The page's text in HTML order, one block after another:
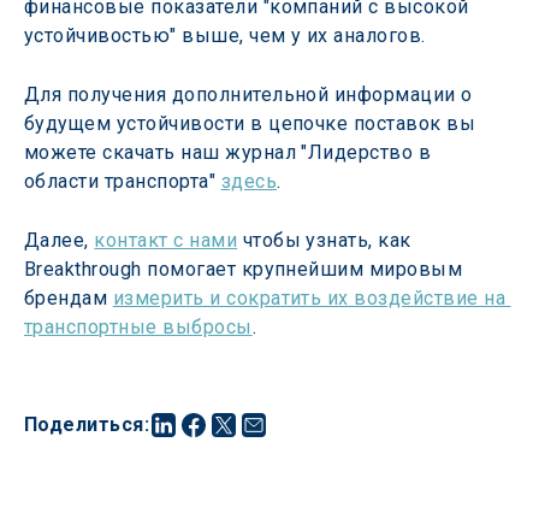
Поделиться:
финансовые показатели "компаний с высокой
устойчивостью" выше, чем у их аналогов.
Для получения дополнительной информации о
будущем устойчивости в цепочке поставок вы
можете скачать наш журнал "Лидерство в
области транспорта" здесь.
Далее, контакт с нами чтобы узнать, как
Breakthrough помогает крупнейшим мировым
брендам измерить и сократить их воздействие на
транспортные выбросы.